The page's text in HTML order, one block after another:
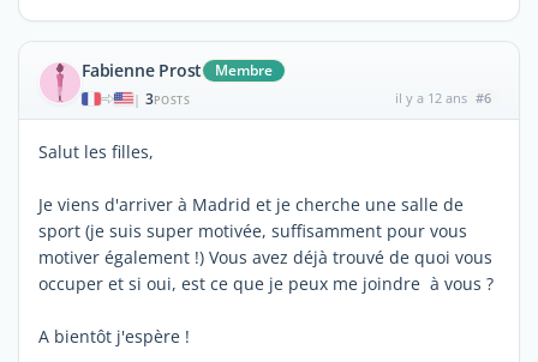
Fabienne Prost Membre
| 3POSTS il y a 12 ans #6
Salut les filles,
Je viens d'arriver à Madrid et je cherche une salle de
sport (je suis super motivée, suffisamment pour vous
motiver également !) Vous avez déjà trouvé de quoi vous
occuper et si oui, est ce que je peux me joindre à vous ?
A bientôt j'espère !